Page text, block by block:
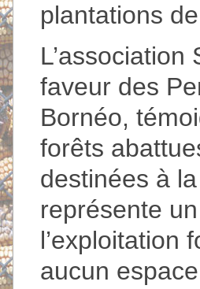
plantations
faveur des
Bornéo,
forêts
destinées à
représente
l’exploitation
aucun